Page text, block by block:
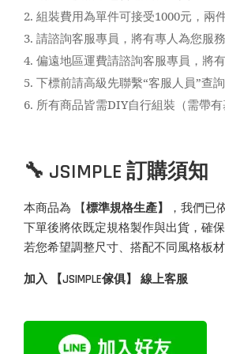
2. 組裝費用為單件可接受1000元，兩
3. 請諮詢客服專員，將有專人為您服務
4. 偏遠地區運費請諮詢客服專員，將
5. 下標前請高級先聯繫“客服人員”查
6. 所有商品皆需DIY自行組裝（需帶有
🔧 JSIMPLE 訂購須知
本商品為 【標準規格生產】
，我們已
下單後將依既定規格製作與出貨，確保
若您希望調整尺寸、搭配不同風格板
加入 【JSIMPLE傢俱】 線上客服